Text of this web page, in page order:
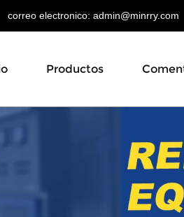
correo electronico: admin@minrry.com
Productos